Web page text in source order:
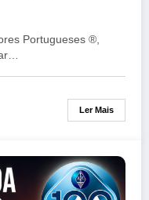
Portugueses ®,
Ler Mais